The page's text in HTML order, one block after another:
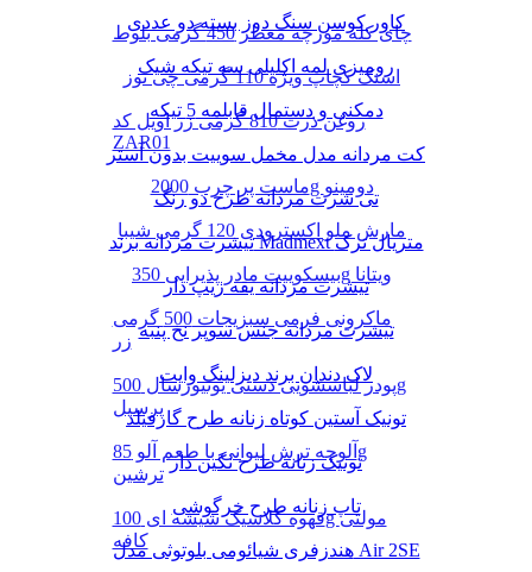
چای کله مورچه معطر 450 گرمی بلوط
اسنک کچاپ ویژه 110 گرمی چی توز
روغن ذرت 810 گرمی زر اویل کد
ZAR01
ماست پر چرب 2000g دومینو
مارش ملو اکسترودی 120 گرمی شیبا
بیسکوییت مادر پذیرایی 350g ویتانا
ماکرونی فرمی سبزیجات 500 گرمی
زر
پودر لباسشویی دستی یونیورسال 500g
پرسیل
آلوچه ترش لیوانی با طعم آلو 85g
ترشین
قهوه کلاسیک شیشه ای 100g مولتی
کافه
کاور کوسن سنگ دوز بسته دو عددی
رومیزی لمه اکلیلی سه تیکه شیک
دمکنی و دستمال قابلمه 5 تیکه
کت مردانه مدل مخمل سوییت بدون آستر
تی شرت مردانه طرح دو رنگ
تیشرت مردانه برند Madmext متریال ترک
تیشرت مردانه یقه زیپ دار
تیشرت مردانه جنس سوپر نخ پنبه
لاک دندان برند دیزلینگ وایت
تونیک آستین کوتاه زنانه طرح گارفیلد
تونیک زنانه طرح نگین دار
تاپ زنانه طرح خرگوشی
هندزفری شیائومی بلوتوثی مدل Air 2SE